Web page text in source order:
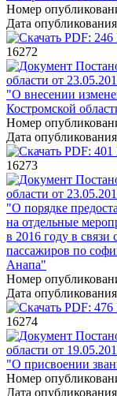
Номер
Дата
PDF:
16272
области от
"О внесении
Костромской
Номер
Дата
PDF: 401
16273
области от
"О порядке
на отдельные
в 2016 году в
пассажиров по
Анапа"
Номер
Дата
PDF: 476
16274
области от
"О присвоении
Номер
Дата